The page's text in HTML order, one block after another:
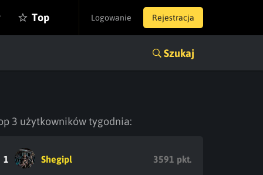
Logowanie Rejestracja
Top
Szukaj
3 użytkowników tygodnia:
1 Shegipl 3591 pkt.